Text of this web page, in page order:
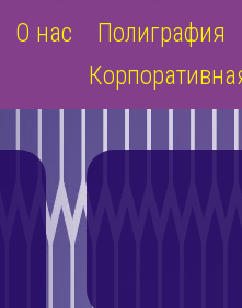
О нас
Полиграфия